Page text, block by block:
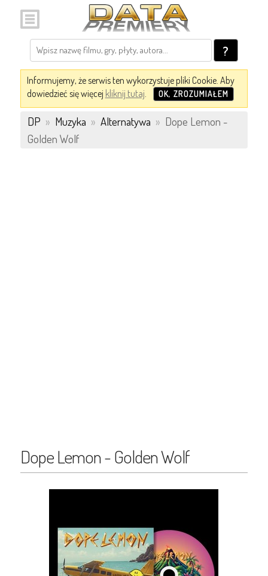
?
Informujemy, że serwis ten wykorzystuje pliki Cookie. Aby
dowiedzieć się więcej kliknij tutaj. OK, ZROZUMIAŁEM
DP » Muzyka » Alternatywa » Dope Lemon -
Golden Wolf
Dope Lemon - Golden Wolf